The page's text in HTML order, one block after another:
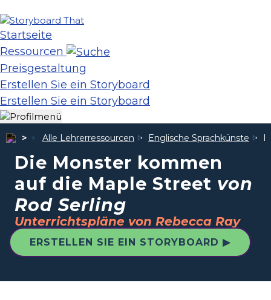
Startseite
Ressourcen
Preisgestaltung
Erstellen Sie ein Storyboard
Erstellen Sie ein Storyboard
Alle Lehrerressourcen Englische Sprachkünste
Die Monster kommen
auf die Maple Street von
Rod Serling
Unterrichtspläne von Rebecca Ray
ERSTELLEN SIE EIN STORYBOARD ▶